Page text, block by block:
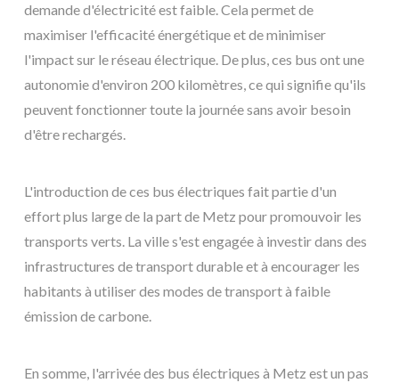
demande d'électricité est faible. Cela permet de
maximiser l'efficacité énergétique et de minimiser
l'impact sur le réseau électrique. De plus, ces bus ont une
autonomie d'environ 200 kilomètres, ce qui signifie qu'ils
peuvent fonctionner toute la journée sans avoir besoin
d'être rechargés.
L'introduction de ces bus électriques fait partie d'un
effort plus large de la part de Metz pour promouvoir les
transports verts. La ville s'est engagée à investir dans des
infrastructures de transport durable et à encourager les
habitants à utiliser des modes de transport à faible
émission de carbone.
En somme, l'arrivée des bus électriques à Metz est un pas